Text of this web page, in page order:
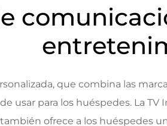
que combina las
usar para los huéspedes. La TV
ofrece a los huéspedes